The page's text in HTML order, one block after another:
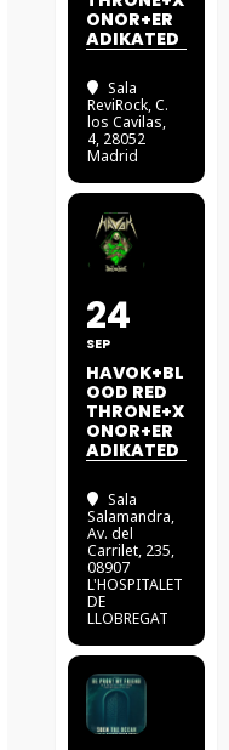
ONOR+ER
ADIKATED
Sala
ReviRock, C.
los Cavilas,
4, 28052
Madrid
24
SEP
HAVOK+BL
OOD RED
THRONE+X
ONOR+ER
ADIKATED
Sala
Salamandra,
Av. del
Carrilet, 235,
08907
L'HOSPITALET
DE
LLOBREGAT